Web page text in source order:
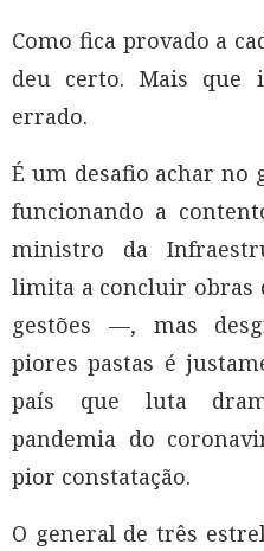
Como fica provado a
deu certo. Mais que
errado.
É um desafio achar no
funcionando a
ministro da
limita a concluir obras
gestões —, mas
piores pastas é
país que luta
pandemia do
pior constatação.
O general de três